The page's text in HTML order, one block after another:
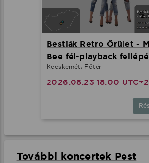
Bestiák Retro Őrület -
Bee fél-playback
Kecskemét, Főtér
2026.08.23 18:00 UTC+2
További koncertek Pest